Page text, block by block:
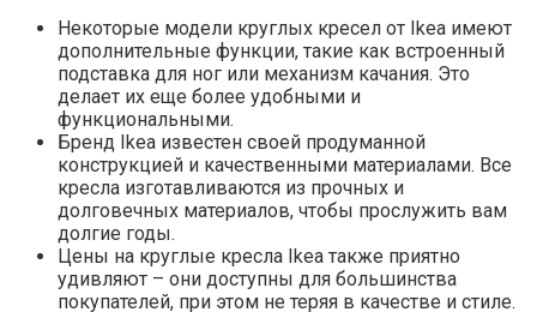
Некоторые модели круглых кресел от Ikea имеют
дополнительные функции, такие как встроенный
подставка для ног или механизм качания. Это
делает их еще более удобными и
функциональными.
Бренд Ikea известен своей продуманной
конструкцией и качественными материалами. Все
кресла изготавливаются из прочных и
долговечных материалов, чтобы прослужить вам
долгие годы.
Цены на круглые кресла Ikea также приятно
удивляют – они доступны для большинства
покупателей, при этом не теряя в качестве и стиле.